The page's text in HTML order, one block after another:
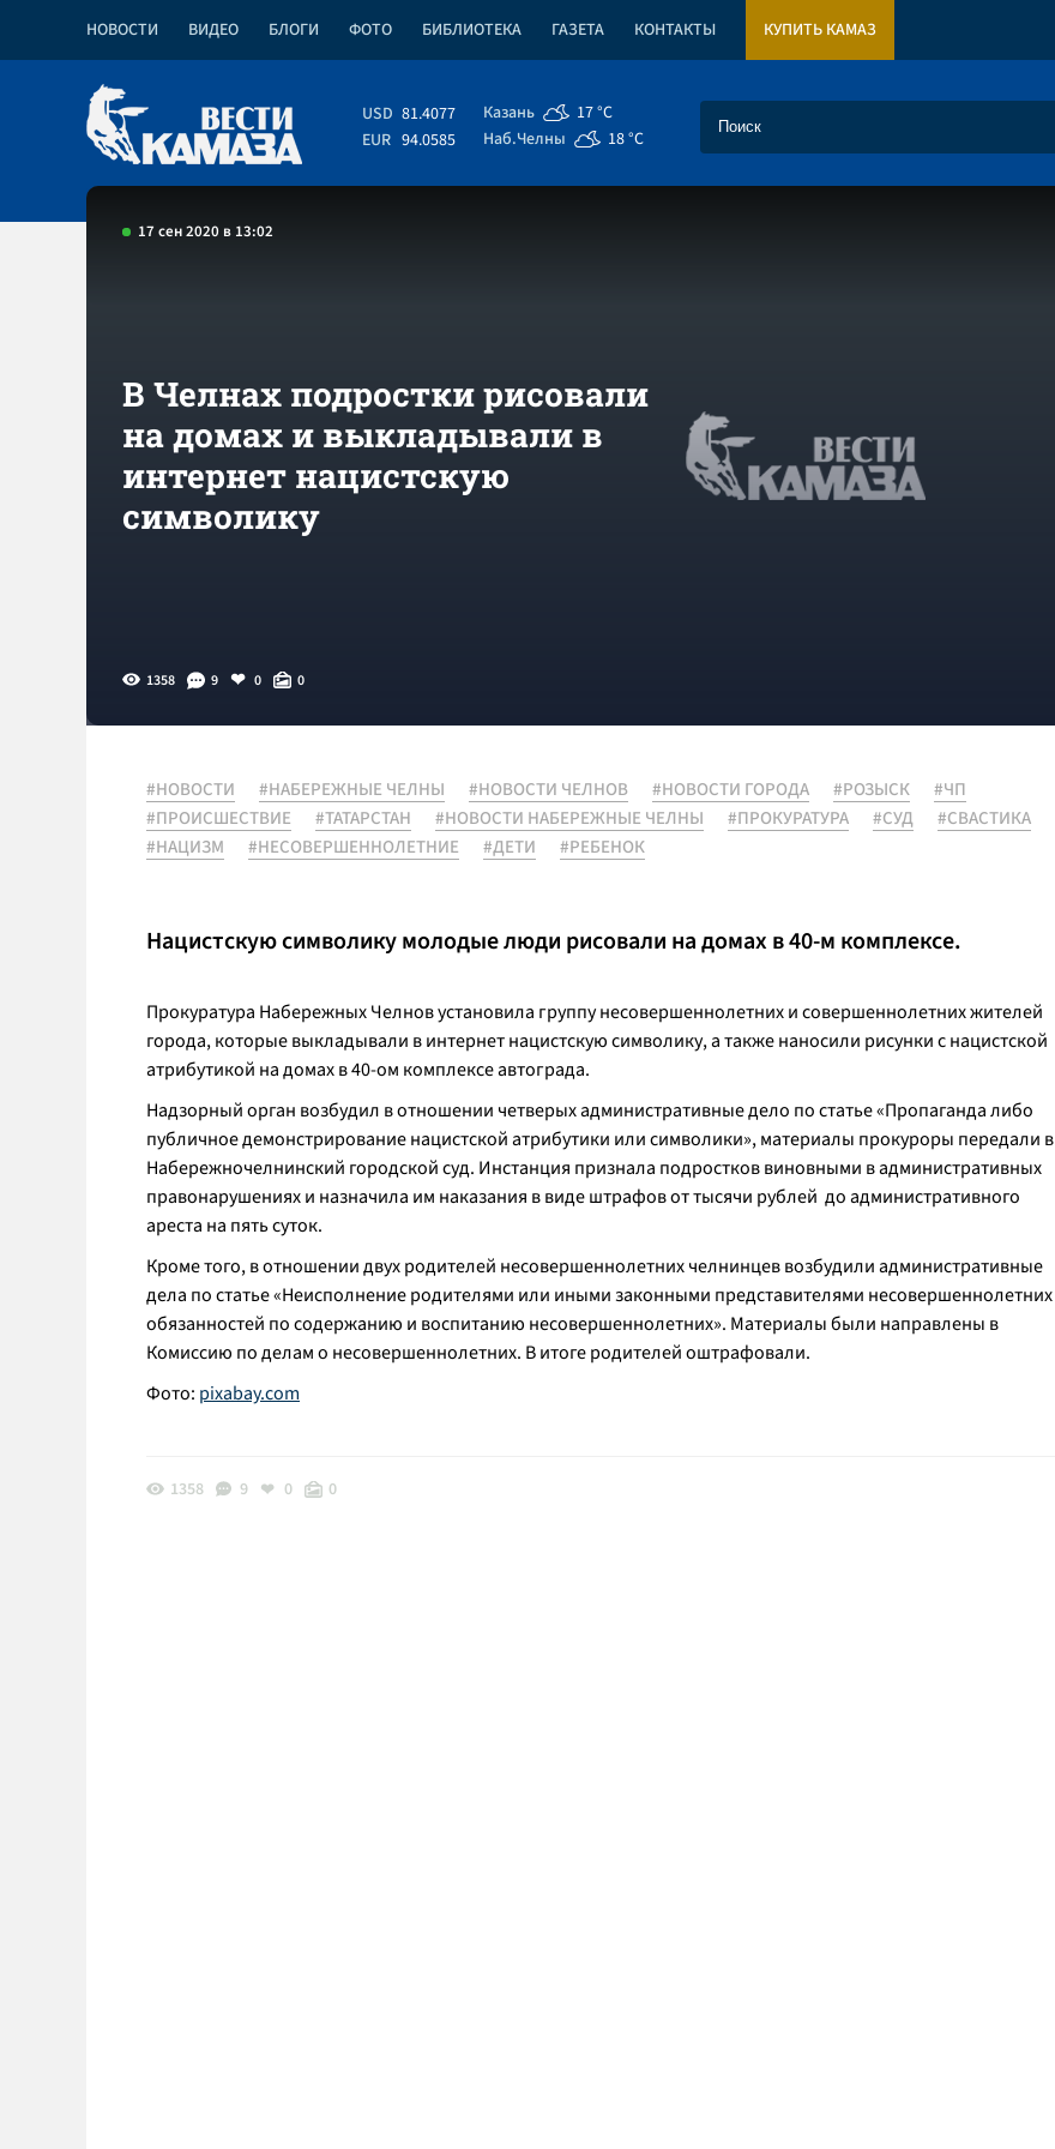
НОВОСТИ ВИДЕО БЛОГИ ФОТО БИБЛИОТЕКА ГАЗЕТА КОНТАКТЫ КУПИТЬ КАМАЗ
USD 81.4077
EUR 94.0585
Казань
17 °C
Наб.Челны
18 °C
17 сен 2020 в 13:02
В Челнах подростки рисовали
на домах и выкладывали в
интернет нацистскую
символику
1358 9 0 0
#НОВОСТИ #НАБЕРЕЖНЫЕ ЧЕЛНЫ #НОВОСТИ ЧЕЛНОВ #НОВОСТИ ГОРОДА #РОЗЫСК
#ЧП
#ПРОИСШЕСТВИЕ
#ТАТАРСТАН #НОВОСТИ НАБЕРЕЖНЫЕ ЧЕЛНЫ #ПРОКУРАТУРА #СУД
#СВАСТИКА
#НАЦИЗМ
#НЕСОВЕРШЕННОЛЕТНИЕ #ДЕТИ #РЕБЕНОК
Нацистскую символику молодые люди рисовали на домах в 40-м комплексе.
Прокуратура Набережных Челнов установила группу несовершеннолетних и совершеннолетних жителей
города, которые выкладывали в интернет нацистскую символику, а также наносили рисунки с нацистской
атрибутикой на домах в 40-ом комплексе автограда.
Надзорный орган возбудил в отношении четверых административные дело по статье «Пропаганда либо
публичное демонстрирование нацистской атрибутики или символики», материалы прокуроры передали в
Набережночелнинский городской суд. Инстанция признала подростков виновными в административных
правонарушениях и назначила им наказания в виде штрафов от тысячи рублей до административного
ареста на пять суток.
Кроме того, в отношении двух родителей несовершеннолетних челнинцев возбудили административные
дела по статье «Неисполнение родителями или иными законными представителями несовершеннолетних
обязанностей по содержанию и воспитанию несовершеннолетних». Материалы были направлены в
Комиссию по делам о несовершеннолетних. В итоге родителей оштрафовали.
Фото: pixabay.com
1358 9 0 0